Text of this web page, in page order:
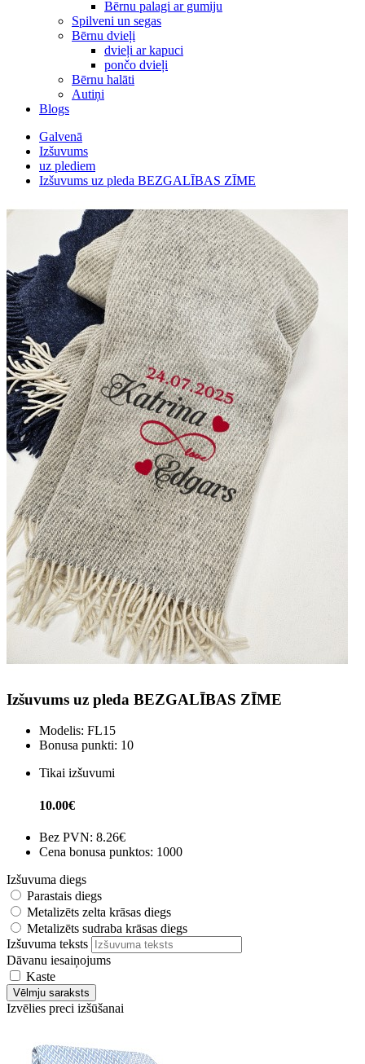
Bērnu palagi ar gumiju
Spilveni un segas
Bērnu dvieļi
dvieļi ar kapuci
pončo dvieļi
Bērnu halāti
Autiņi
Blogs
Galvenā
Izšuvums
uz plediem
Izšuvums uz pleda BEZGALĪBAS ZĪME
Izšuvums uz pleda BEZGALĪBAS ZĪME
Modelis: FL15
Bonusa punkti: 10
Tikai izšuvumi
10.00€
Bez PVN: 8.26€
Cena bonusa punktos: 1000
Izšuvuma diegs
Parastais diegs
Metalizēts zelta krāsas diegs
Metalizēts sudraba krāsas diegs
Izšuvuma teksts
Dāvanu iesaiņojums
Kaste
Vēlmju saraksts
Izvēlies preci izšūšanai